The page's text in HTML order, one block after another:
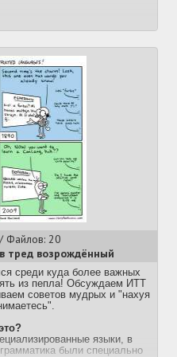
Файлов: 20
тред возрождённый
среди куда более важных
из пепла! Обсуждаем ИТТ
советов мудрых и "нахуя
языки, в
были специально